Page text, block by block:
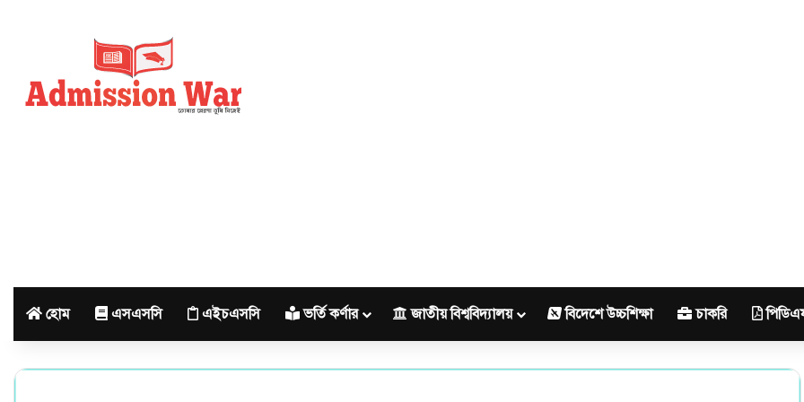
হোম এসএসসি এইচএসসি ভর্তি কর্ণার জাতীয় বিশ্ববিদ্যালয় বিদেশে উচ্চশিক্ষা চাকরি